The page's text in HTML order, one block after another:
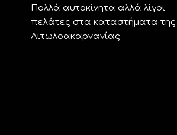
Πολλά αυτοκίνητα αλλά λίγοι
πελάτες στα καταστήματα της
Αιτωλοακαρνανίας